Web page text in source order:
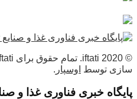
سازی توسط اوسپار .
پایگاه خبری فناوری غذا و